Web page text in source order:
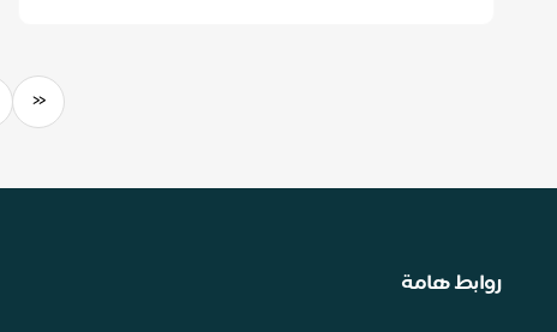
<<
روابط هامة